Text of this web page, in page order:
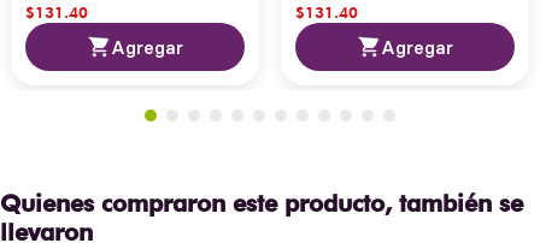
$131.40
Agregar
$131.40
Agregar
Quienes compraron este producto, también se
llevaron